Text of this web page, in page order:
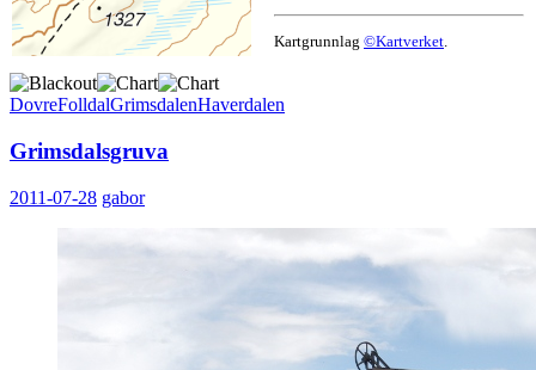
Kartgrunnlag ©Kartverket
DovreFolldalGrimsdalenHaverdalen
Grimsdalsgruva
2011-07-28 gabor